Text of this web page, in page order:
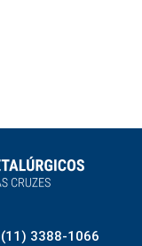
(11) 3388-1066